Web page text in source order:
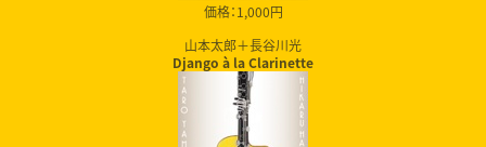
価格：1,000円
山本太郎＋長谷川光
Django à la Clarinette